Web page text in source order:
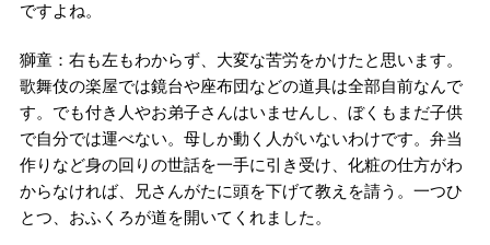
ですよね。
獅童：右も左もわからず、大変な苦労をかけたと思います。
歌舞伎の楽屋では鏡台や座布団などの道具は全部自前なんで
す。でも付き人やお弟子さんはいませんし、ぼくもまだ子供
で自分では運べない。母しか動く人がいないわけです。弁当
作りなど身の回りの世話を一手に引き受け、化粧の仕方がわ
からなければ、兄さんがたに頭を下げて教えを請う。一つひ
とつ、おふくろが道を開いてくれました。